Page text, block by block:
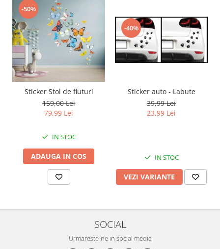
-50%
Sticker Stol de fluturi
159,00 Lei
79,99 Lei
IN STOC
ADAUGA IN COS
-40%
Sticker auto - Labute
39,99 Lei
23,99 Lei
IN STOC
VEZI VARIANTE
SOCIAL
Urmareste-ne in social media